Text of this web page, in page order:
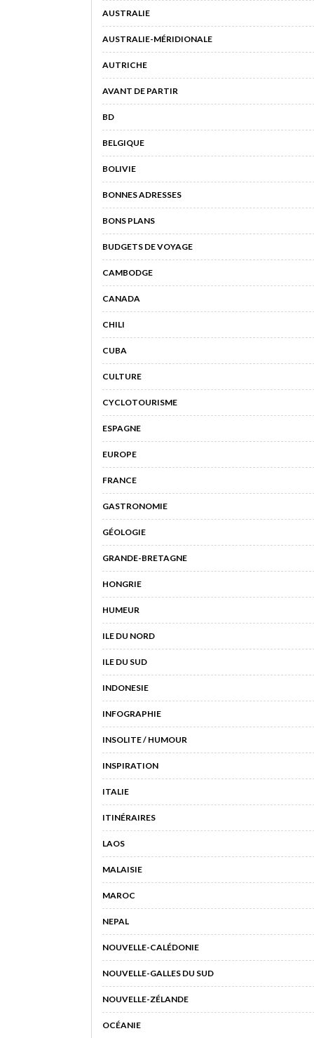
AUSTRALIE
AUSTRALIE-MÉRIDIONALE
AUTRICHE
AVANT DE PARTIR
BD
BELGIQUE
BOLIVIE
BONNES ADRESSES
BONS PLANS
BUDGETS DE VOYAGE
CAMBODGE
CANADA
CHILI
CUBA
CULTURE
CYCLOTOURISME
ESPAGNE
EUROPE
FRANCE
GASTRONOMIE
GÉOLOGIE
GRANDE-BRETAGNE
HONGRIE
HUMEUR
ILE DU NORD
ILE DU SUD
INDONESIE
INFOGRAPHIE
INSOLITE / HUMOUR
INSPIRATION
ITALIE
ITINÉRAIRES
LAOS
MALAISIE
MAROC
NEPAL
NOUVELLE-CALÉDONIE
NOUVELLE-GALLES DU SUD
NOUVELLE-ZÉLANDE
OCÉANIE